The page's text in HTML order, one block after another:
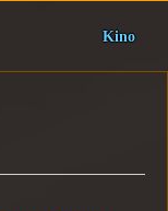
Kino